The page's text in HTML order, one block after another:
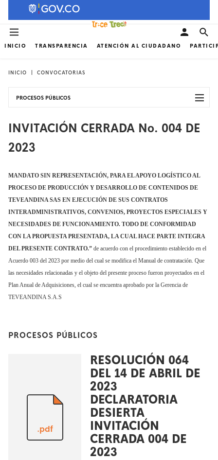
INICIO TRANSPARENCIA ATENCIÓN AL CIUDADANO
INICIO CONVOCATORIAS
PROCESOS PÚBLICOS
INVITACIÓN CERRADA No. 004 DE
2023
MANDATO SIN REPRESENTACIÓN, PARA EL APOYO LOGÍSTICO AL
PROCESO DE PRODUCCIÓN Y DESARROLLO DE CONTENIDOS DE
TEVEANDINA SAS EN EJECUCIÓN DE SUS CONTRATOS
INTERADMINISTRATIVOS, CONVENIOS, PROYECTOS ESPECIALES Y
NECESIDADES DE FUNCIONAMIENTO. TODO DE CONFORMIDAD
CON LAPROPUESTA PRESENTADA, LA CUAL HACE PARTE INTEGRA
DEL PRESENTE CONTRATO.”de acuerdo con el procedimiento establecido en el
Acuerdo 003 del 2023 por medio del cual se modifica el Manual de contratación. Que
las necesidades relacionadas y el objeto del presente proceso fueron proyectados en el
Plan Anual de Adquisiciones, el cual se encuentra aprobado por la Gerencia de
TEVEANDINA S.A.S
PROCESOS PÚBLICOS
.pdf
RESOLUCIÓN 064
DEL 14 DE ABRIL DE
2023
DECLARATORIA
DESIERTA
INVITACIÓN
CERRADA 004 DE
2023